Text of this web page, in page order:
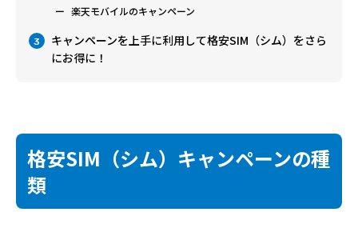
楽天モバイルのキャンペーン
3
キャンペーンを上手に利用して格安SIM（シム）をさら
にお得に！
格安SIM（シム）キャンペーンの種
類